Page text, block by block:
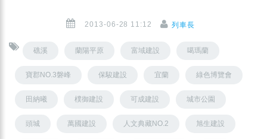
2013-06-28 11:12 列車長
礁溪 蘭陽平原 富域建設 噶瑪蘭
寶郡NO.3磐峰 保駿建設 宜蘭 綠色博覽會
田納曦 樸御建設 可成建設 城市公園
頭城 萬國建設 人文典藏NO.2 旭生建設